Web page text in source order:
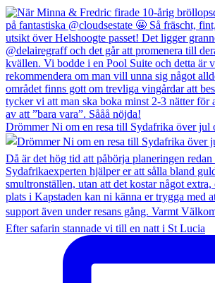
Drömmer Ni om en resa till Sydafrika över jul
Efter safarin stannade vi till en natt i St Lucia